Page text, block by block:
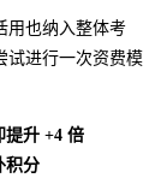
用也纳入整体考
试进行一次资费模
提升 +4 倍
积分